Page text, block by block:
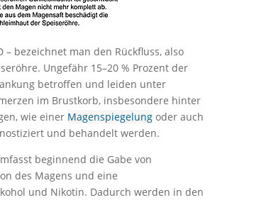
– bezeichnet man den Rückfluss, also
Ungefähr 15–20 % Prozent der
betroffen und leiden unter
im Brustkorb, insbesondere hinter
wie einer Magenspiegelungoder auch
und behandelt werden.
beginnend die Gabe von
des Magens und eine
und Nikotin. Dadurch werden in den